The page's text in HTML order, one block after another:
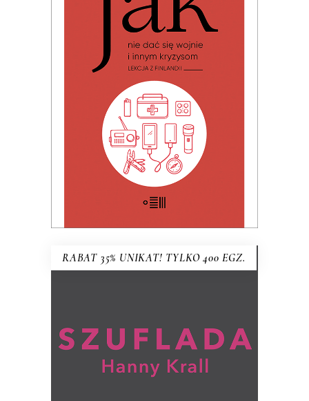
E-BOOK DO KOSZYKA
JAK NIE DAĆ SIĘ WOJNIE I
INNYM KRYZYSOM. LEKCJA Z
FINLANDII
Premiera 19 czerwca 2026
49.99 zł 32.49
KSIĄŻKA DO KOSZYKA
RABAT 35% UNIKAT! TYLKO 400 EGZ.
pomysłu MARIUSZA SZCZYGŁA
Co Hanna Krall trzyma w szufladzie?
(ręcznie numerowane egzemplarze –